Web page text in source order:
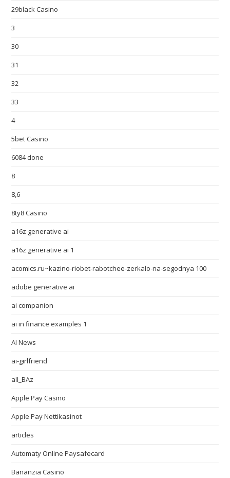
29black Casino
3
30
31
32
33
4
5bet Casino
6084 done
8
8,6
8ty8 Casino
a16z generative ai
a16z generative ai 1
acomics.ru~kazino-riobet-rabotchee-zerkalo-na-segodnya 100
adobe generative ai
ai companion
ai in finance examples 1
AI News
ai-girlfriend
all_BAz
Apple Pay Casino
Apple Pay Nettikasinot
articles
Automaty Online Paysafecard
Bananzia Casino